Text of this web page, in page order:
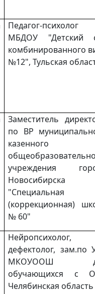
Педагог-психолог
МБДОУ "Детский
комбинированного
№12", Тульская
Заместитель
по ВР
казенного
учреждения
Новосибирска
"Специальная
(коррекционная)
№ 60"
Нейропсихолог,
дефектолог, зам.по
МКОУООШ
обучающихся с
Челябинская область